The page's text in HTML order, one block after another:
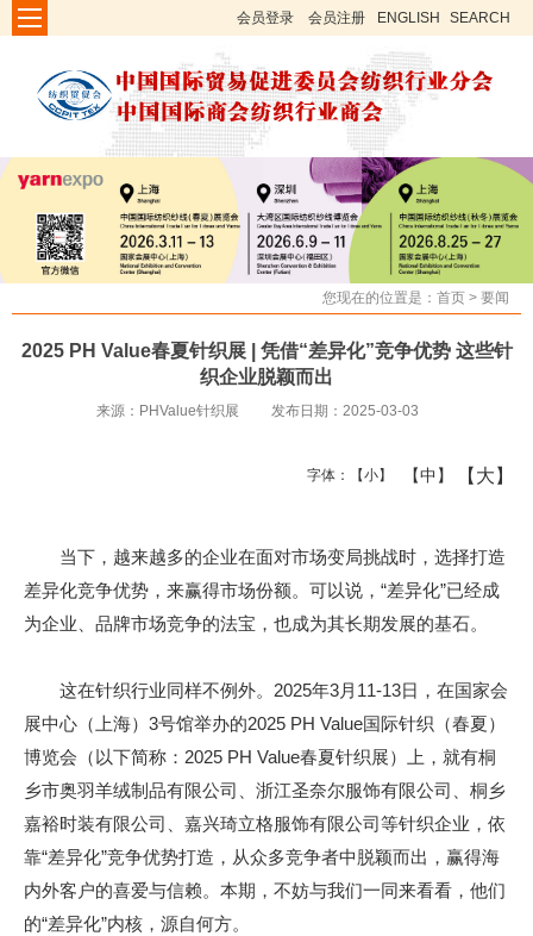
会员登录 会员注册 ENGLISH SEARCH
您现在的位置是： 首页 > 要闻
2025 PH Value春夏针织展 | 凭借“差异化”竞争优势 这些针
织企业脱颖而出
来源：PHValue针织展 发布日期：2025-03-03
字体： 【小】 【中】 【大】
当下，越来越多的企业在面对市场变局挑战时，选择打造
差异化竞争优势，来赢得市场份额。可以说，“差异化”已经成
为企业、品牌市场竞争的法宝，也成为其长期发展的基石。
这在针织行业同样不例外。2025年3月11-13日，在国家会
展中心（上海）3号馆举办的2025 PH Value国际针织（春夏）
博览会（以下简称：2025 PH Value春夏针织展）上，就有桐
乡市奥羽羊绒制品有限公司、浙江圣奈尔服饰有限公司、桐乡
嘉裕时装有限公司、嘉兴琦立格服饰有限公司等针织企业，依
靠“差异化”竞争优势打造，从众多竞争者中脱颖而出，赢得海
内外客户的喜爱与信赖。本期，不妨与我们一同来看看，他们
的“差异化”内核，源自何方。